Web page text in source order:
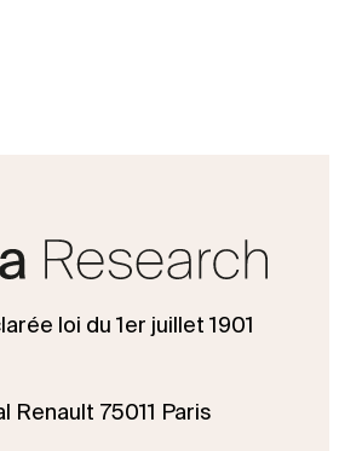
loi du 1er juillet 1901
Renault 75011 Paris